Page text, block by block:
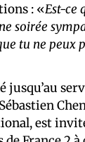
: «Est-ce
soirée
tu ne peux
jusqu’au
est